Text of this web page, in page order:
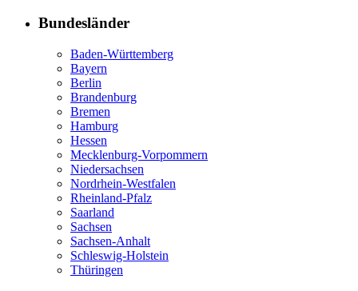
Bundesländer
Baden-Württemberg
Bayern
Berlin
Brandenburg
Bremen
Hamburg
Hessen
Mecklenburg-Vorpommern
Niedersachsen
Nordrhein-Westfalen
Rheinland-Pfalz
Saarland
Sachsen
Sachsen-Anhalt
Schleswig-Holstein
Thüringen